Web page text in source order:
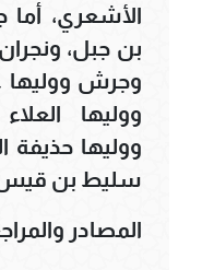
الأشعري، أما
بن جبل،
وجرش ووليها
ووليها
ووليها حذيفة
سليط بن قيس
المصادر